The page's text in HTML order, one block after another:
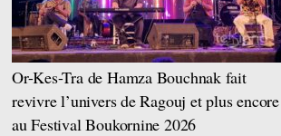
Or-Kes-Tra de Hamza Bouchnak fait
revivre l’univers de Ragouj et plus encore
au Festival Boukornine 2026